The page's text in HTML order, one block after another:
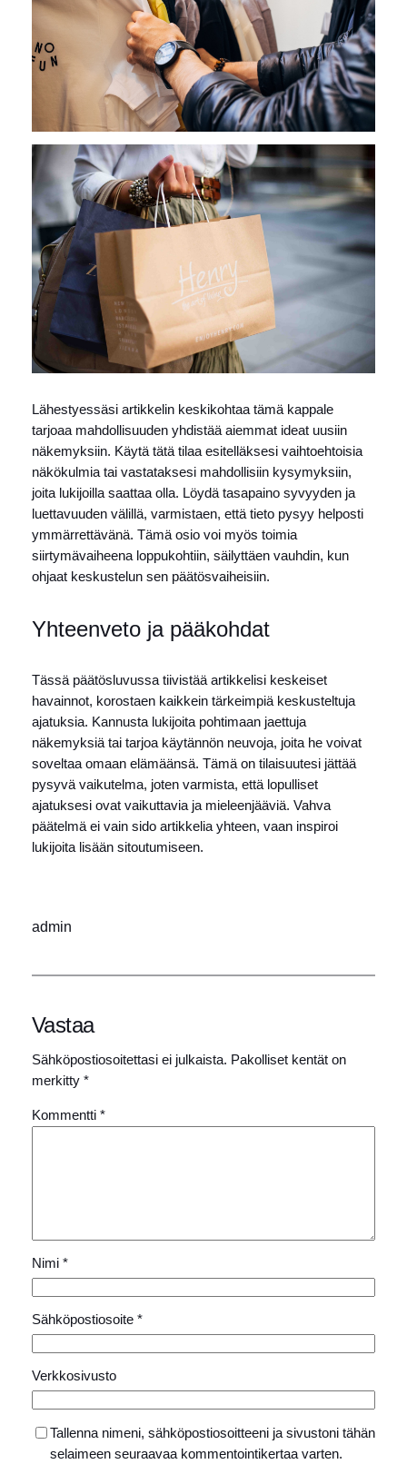
Lähestyessäsi artikkelin keskikohtaa tämä kappale
tarjoaa mahdollisuuden yhdistää aiemmat ideat uusiin
näkemyksiin. Käytä tätä tilaa esitelläksesi vaihtoehtoisia
näkökulmia tai vastataksesi mahdollisiin kysymyksiin,
joita lukijoilla saattaa olla. Löydä tasapaino syvyyden ja
luettavuuden välillä, varmistaen, että tieto pysyy helposti
ymmärrettävänä. Tämä osio voi myös toimia
siirtymävaiheena loppukohtiin, säilyttäen vauhdin, kun
ohjaat keskustelun sen päätösvaiheisiin.
Yhteenveto ja pääkohdat
Tässä päätösluvussa tiivistää artikkelisi keskeiset
havainnot, korostaen kaikkein tärkeimpiä keskusteltuja
ajatuksia. Kannusta lukijoita pohtimaan jaettuja
näkemyksiä tai tarjoa käytännön neuvoja, joita he voivat
soveltaa omaan elämäänsä. Tämä on tilaisuutesi jättää
pysyvä vaikutelma, joten varmista, että lopulliset
ajatuksesi ovat vaikuttavia ja mieleenjääviä. Vahva
päätelmä ei vain sido artikkelia yhteen, vaan inspiroi
lukijoita lisään sitoutumiseen.
admin
Vastaa
Sähköpostiosoitettasi ei julkaista. Pakolliset kentät on
merkitty *
Kommentti *
Nimi *
Sähköpostiosoite *
Verkkosivusto
Tallenna nimeni, sähköpostiosoitteeni ja sivustoni tähän
selaimeen seuraavaa kommentointikertaa varten.